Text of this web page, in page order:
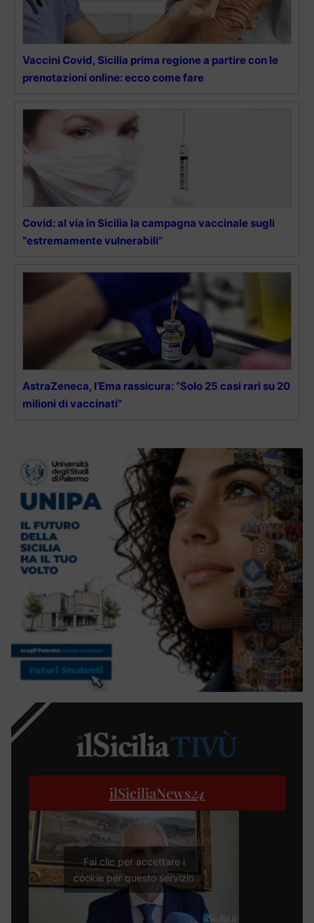
Vaccini Covid, Sicilia prima regione a partire con le
prenotazioni online: ecco come fare
Covid: al via in Sicilia la campagna vaccinale sugli
“estremamente vulnerabili”
AstraZeneca, l’Ema rassicura: “Solo 25 casi rari su 20
milioni di vaccinati”
ilSiciliaNews24
Fai clic per accettare i
cookie per questo servizio